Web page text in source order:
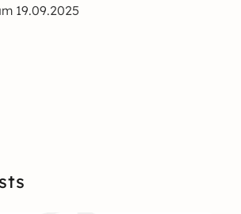
19.09.2025